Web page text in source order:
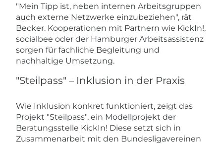
"Mein Tipp ist, neben internen Arbeitsgruppen
auch externe Netzwerke einzubeziehen", rät
Becker. Kooperationen mit Partnern wie KickIn!,
socialbee oder der Hamburger Arbeitsassistenz
sorgen für fachliche Begleitung und
nachhaltige Umsetzung.
"Steilpass" – Inklusion in der Praxis
Wie Inklusion konkret funktioniert, zeigt das
Projekt "Steilpass", ein Modellprojekt der
Beratungsstelle KickIn! Diese setzt sich in
Zusammenarbeit mit den Bundesligavereinen